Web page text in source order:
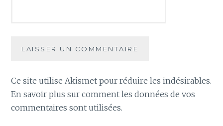
Ce site utilise Akismet pour réduire les indésirables.
En savoir plus sur comment les données de vos
commentaires sont utilisées.